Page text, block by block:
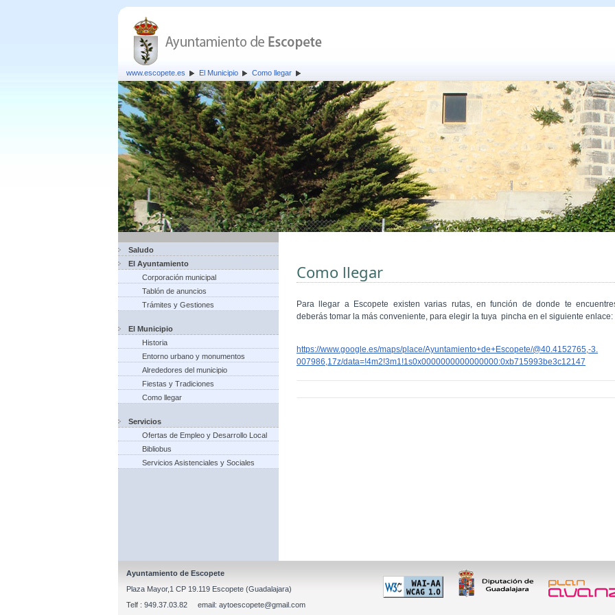
www.escopete.es El Municipio Como llegar
Saludo
El Ayuntamiento
Corporación municipal
Tablón de anuncios
Trámites y Gestiones
El Municipio
Historia
Entorno urbano y monumentos
Alrededores del municipio
Fiestas y Tradiciones
Como llegar
Servicios
Ofertas de Empleo y Desarrollo Local
Bibliobus
Servicios Asistenciales y Sociales
Como llegar
Para llegar a Escopete existen varias rutas, en función de donde te
deberás tomar la más conveniente, para elegir la tuya pincha en el siguiente enlace:
https://www.google.es/maps/place/Ayuntamiento+de+Escopete/@40.4152765,-3.
007986,17z/data=!4m2!3m1!1s0x0000000000000000:0xb715993be3c12147
Ayuntamiento de Escopete
Plaza Mayor,1 CP 19.119 Escopete (Guadalajara)
Telf : 949.37.03.82 email: aytoescopete@gmail.com